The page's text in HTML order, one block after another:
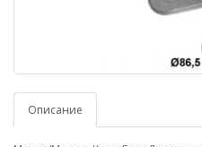
Описание